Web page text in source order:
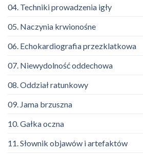
04. Techniki prowadzenia igły
05. Naczynia krwionośne
06. Echokardiografia przezklatkowa
07. Niewydolność oddechowa
08. Oddział ratunkowy
09. Jama brzuszna
10. Gałka oczna
11. Słownik objawów i artefaktów